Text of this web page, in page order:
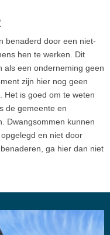
benaderd door een niet-
hen te werken. Dit
als een onderneming geen
zijn hier nog geen
Het is goed om te weten
de gemeente en
Dwangsommen kunnen
en niet door
ga hier dan niet